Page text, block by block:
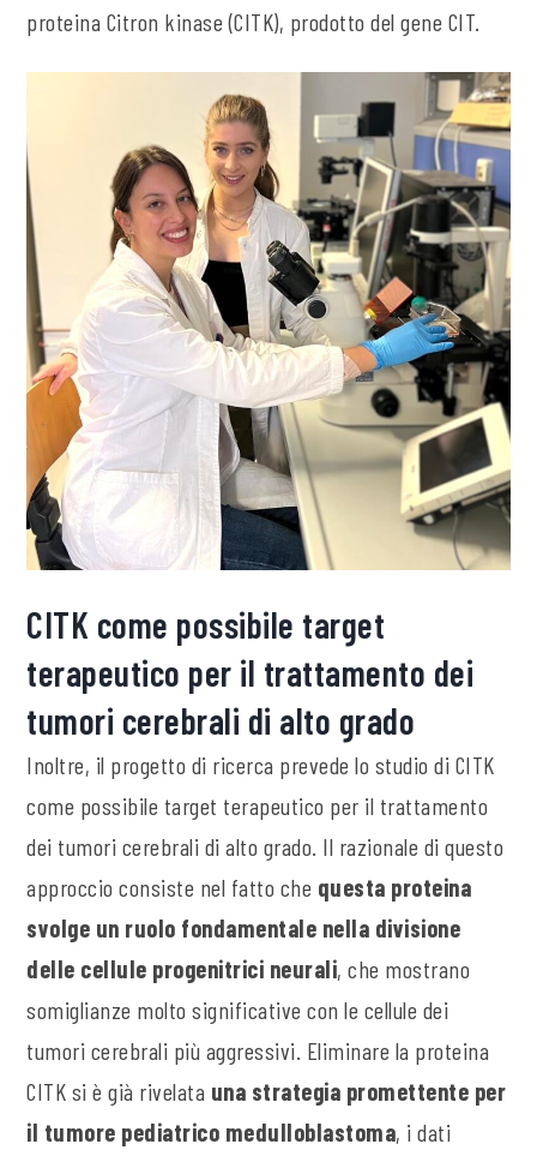
proteina Citron kinase (CITK), prodotto del gene CIT.
CITK come possibile target
terapeutico per il trattamento dei
tumori cerebrali di alto grado
Inoltre, il progetto di ricerca prevede lo studio di CITK
come possibile target terapeutico per il trattamento
dei tumori cerebrali di alto grado. Il razionale di questo
approccio consiste nel fatto che questa proteina
svolge un ruolo fondamentale nella divisione
delle cellule progenitrici neurali, che mostrano
somiglianze molto significative con le cellule dei
tumori cerebrali più aggressivi. Eliminare la proteina
CITK si è già rivelata una strategia promettente per
il tumore pediatrico medulloblastoma, i dati